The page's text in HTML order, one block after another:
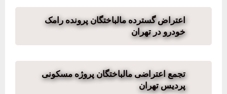
اعتراض گسترده مالباختگان پرونده رامک
خودرو در تهران
تجمع اعتراضی مالباختگان پروژه مسکونی
پردیس تهران